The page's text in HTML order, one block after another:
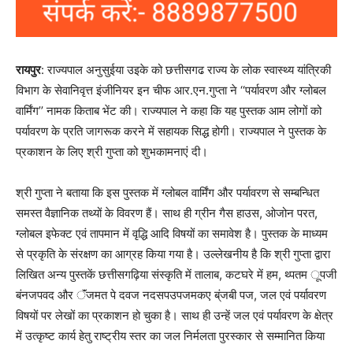
रायपुर: राज्यपाल अनुसुईया उइके को छत्तीसगढ राज्य के लोक स्वास्थ्य यांत्रिकी
विभाग के सेवानिवृत्त इंजीनियर इन चीफ आर.एन.गुप्ता ने ‘‘पर्यावरण और ग्लोबल
वार्मिंग’’ नामक किताब भेंट की। राज्यपाल ने कहा कि यह पुस्तक आम लोगों को
पर्यावरण के प्रति जागरूक करने में सहायक सिद्ध होगी। राज्यपाल ने पुस्तक के
प्रकाशन के लिए श्री गुप्ता को शुभकामनाएं दी।
श्री गुप्ता ने बताया कि इस पुस्तक में ग्लोबल वार्मिंग और पर्यावरण से सम्बन्धित
समस्त वैज्ञानिक तथ्यों के विवरण हैं। साथ ही ग्रीन गैस हाउस, ओजोन परत,
ग्लोबल इफेक्ट एवं तापमान में वृद्धि आदि विषयों का समावेश है। पुस्तक के माध्यम
से प्रकृति के संरक्षण का आग्रह किया गया है। उल्लेखनीय है कि श्री गुप्ता द्वारा
लिखित अन्य पुस्तकें छत्तीसगढ़िया संस्कृति में तालाब, कटघरे में हम, थ्पतम ूपजी
बंनजपवद और ॅंजमत पे दवज नदसपउपजमकए ब्ंजबी पज, जल एवं पर्यावरण
विषयों पर लेखों का प्रकाशन हो चुका है। साथ ही उन्हें जल एवं पर्यावरण के क्षेत्र
में उत्कृष्ट कार्य हेतु राष्ट्रीय स्तर का जल निर्मलता पुरस्कार से सम्मानित किया